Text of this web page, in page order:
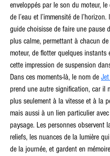
enveloppés par le son du moteur, le
de l’eau et l’immensité de
guide choisisse de faire une pause
plus calme, permettant à chacun
moteur, de flotter quelques instants
cette impression de suspension
Dans ces moments-là, le nom de
prend une autre signification, car il
plus seulement à la vitesse et à la
mais aussi à un lien particulier
paysage. Les personnes observent
reliefs, les nuances de la lumière
de la journée, et gardent en